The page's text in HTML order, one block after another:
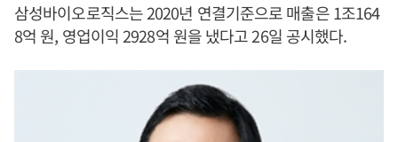
삼성바이오로직스는 2020년 연결기준으로 매출은 1조164
8억 원, 영업이익 2928억 원을 냈다고 26일 공시했다.